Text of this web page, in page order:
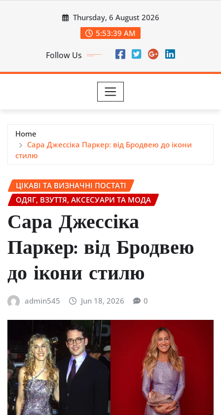
Thursday, 6 August 2026
5:53:41 AM
Follow Us
Home
Сара Джессіка Паркер: від Бродвею до ікони
стилю
ЦІКАВІ ТА ВИЗНАЧНІ ПОСТАТІ
ОДЯГ, ВЗУТТЯ, АКСЕСУАРИ ТА МОДА
Сара Джессіка
Паркер: від Бродвею
до ікони стилю
admin545 Jun 18, 2026 0